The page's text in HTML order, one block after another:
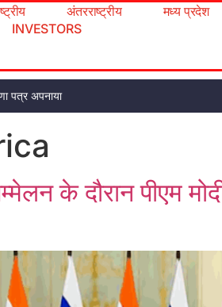
अंतरराष्ट्रीय मध्य प्रदेश
INVESTORS
पत्र अपनाया
के दौरान पीएम